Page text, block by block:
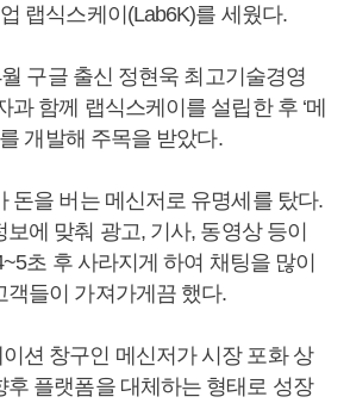
랩식스케이(Lab6K)를 세웠다.
구글 출신 정현욱 최고기술경영
과 함께 랩식스케이를 설립한 후 ‘메
를 개발해 주목을 받았다.
돈을 버는 메신저로 유명세를 탔다.
에 맞춰 광고, 기사, 동영상 등이
초 후 사라지게 하여 채팅을 많이
객들이 가져가게끔 했다.
션 창구인 메신저가 시장 포화 상
후 플랫폼을 대체하는 형태로 성장